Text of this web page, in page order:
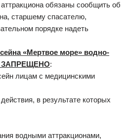
обязаны сообщить об
старшему спасателю,
порядке надеть
«Мертвое море» водно-
ЗАПРЕЩЕНО:
лицам с медицинскими
в результате которых
водными аттракционами,